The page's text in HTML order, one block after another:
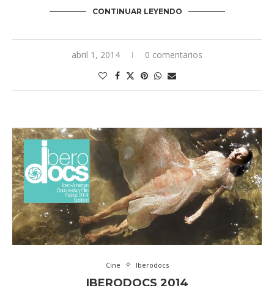
CONTINUAR LEYENDO
abril 1, 2014 0 comentarios
Cine Iberodocs
IBERODOCS 2014